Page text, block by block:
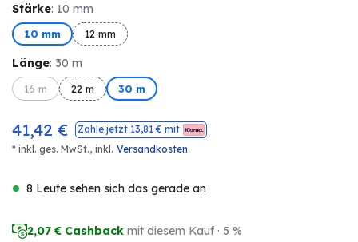
Stärke: 10 mm
10 mm 12 mm
Länge: 30 m
16 m 22 m 30 m
41,42 € Zahle jetzt 13,81€ mit
* inkl. ges. MwSt., inkl. Versandkosten
8 Leute sehen sich das gerade an
2,07 € Cashback mit diesem Kauf · 5 %